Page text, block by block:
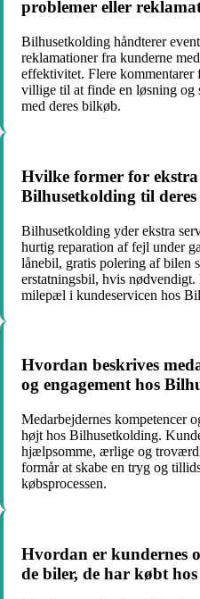
problemer eller
Bilhusetkolding håndterer
reklamationer fra kunderne
effektivitet. Flere kommentarer
villige til at finde en løsning og
med deres bilkøb.
Hvilke former for ekstra
Bilhusetkolding til
Bilhusetkolding yder ekstra
hurtig reparation af fejl under
lånebil, gratis polering af bilen
erstatningsbil, hvis
milepæl i kundeservicen hos
Hvordan beskrives
og engagement hos
Medarbejdernes kompetencer
højt hos Bilhusetkolding.
hjælpsomme, ærlige og
formår at skabe en tryg og
købsprocessen.
Hvordan er kundernes
de biler, de har købt